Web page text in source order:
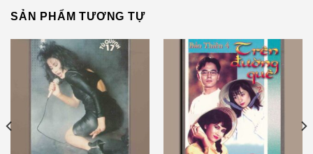
SẢN PHẨM TƯƠNG TỰ